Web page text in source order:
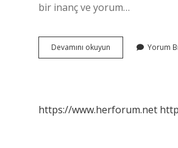
bir inanç ve yorum…
Devamını okuyun
In
Yorum
https://www.herforum.net